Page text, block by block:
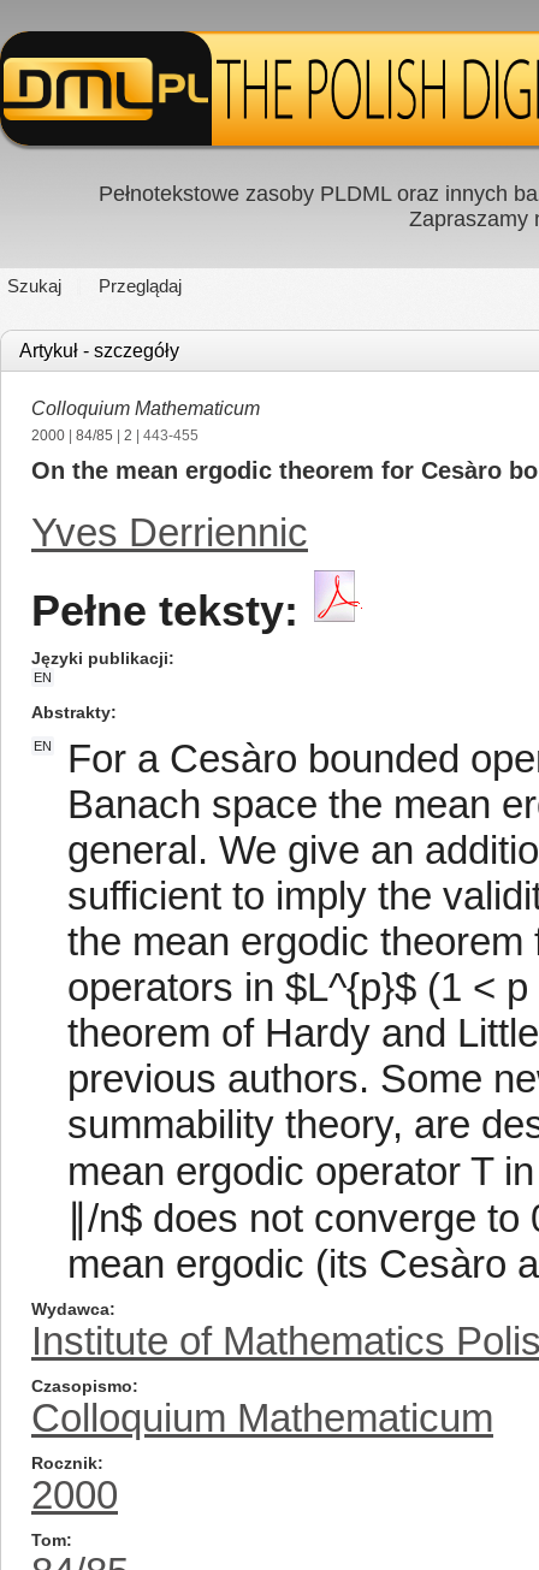
Pełnotekstowe zasoby PLDML oraz innych
Zapraszamy
Szukaj Przeglądaj
Artykuł - szczegóły
Colloquium Mathematicum
2000 84/85 2 | 443-455
On the mean ergodic theorem for Cesàro
Yves Derriennic
Pełne teksty:
Języki publikacji
EN
Abstrakty
EN
For a Cesàro bounded
Banach space the mean
general. We give an
sufficient to imply the
the mean ergodic
operators in $L^{p}$ (1 <
theorem of Hardy and
previous authors. Some
summability theory, are
mean ergodic operator T
∥/n$ does not converge
mean ergodic (its Cesàro
Wydawca
Institute of Mathematics
Czasopismo
Colloquium Mathematicum
Rocznik
2000
Tom